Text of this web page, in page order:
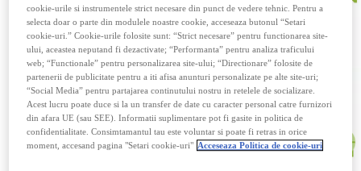
cookie-urile si instrumentele strict necesare din punct de vedere tehnic. Pentru a
selecta doar o parte din modulele noastre cookie, acceseaza butonul “Setari
cookie-uri.” Cookie-urile folosite sunt: “Strict necesare” pentru functionarea site-
ului, aceastea neputand fi dezactivate; “Performanta” pentru analiza traficului
web; “Functionale” pentru personalizarea site-ului; “Directionare” folosite de
partenerii de publicitate pentru a iti afisa anunturi personalizate pe alte site-uri;
“Social Media” pentru partajarea continutului nostru in retelele de socializare.
Acest lucru poate duce si la un transfer de date cu caracter personal catre furnizori
din afara UE (sau SEE). Informatii suplimentare pot fi gasite in politica de
confidentialitate. Consimtamantul tau este voluntar si poate fi retras in orice
moment, accesand pagina "Setari cookie-uri" Acceseaza Politica de cookie-uri